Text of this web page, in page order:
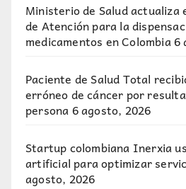
Ministerio de Salud actualiza
de Atención para la
medicamentos en Colombia6
Paciente de Salud Total
erróneo de cáncer por
persona6 agosto, 2026
Startup colombiana Inerxia
artificial para optimizar
agosto, 2026